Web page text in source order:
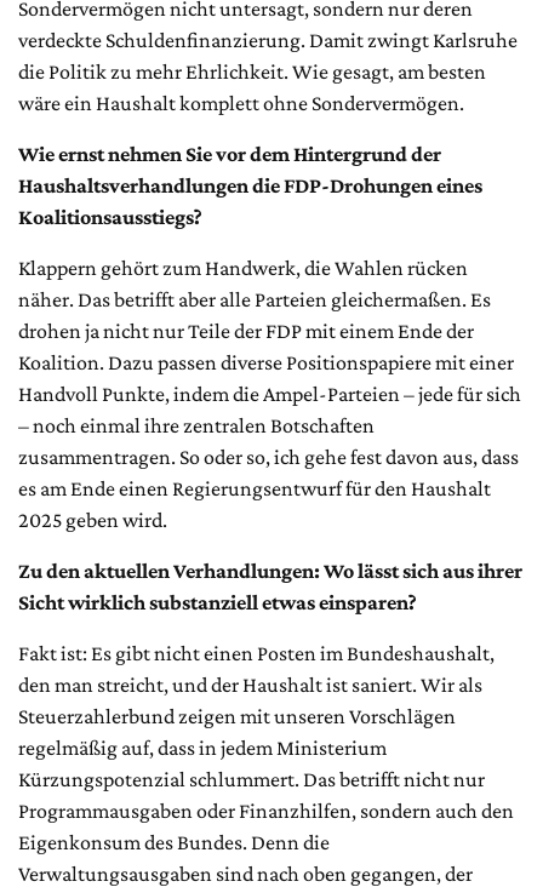
Sondervermögen nicht untersagt, sondern nur deren
verdeckte Schuldenfinanzierung. Damit zwingt Karlsruhe
die Politik zu mehr Ehrlichkeit. Wie gesagt, am besten
wäre ein Haushalt komplett ohne Sondervermögen.
Wie ernst nehmen Sie vor dem Hintergrund der
Haushaltsverhandlungen die FDP-Drohungen eines
Koalitionsausstiegs?
Klappern gehört zum Handwerk, die Wahlen rücken
näher. Das betrifft aber alle Parteien gleichermaßen. Es
drohen ja nicht nur Teile der FDP mit einem Ende der
Koalition. Dazu passen diverse Positionspapiere mit einer
Handvoll Punkte, indem die Ampel-Parteien – jede für sich
– noch einmal ihre zentralen Botschaften
zusammentragen. So oder so, ich gehe fest davon aus, dass
es am Ende einen Regierungsentwurf für den Haushalt
2025 geben wird.
Zu den aktuellen Verhandlungen: Wo lässt sich aus ihrer
Sicht wirklich substanziell etwas einsparen?
Fakt ist: Es gibt nicht einen Posten im Bundeshaushalt,
den man streicht, und der Haushalt ist saniert. Wir als
Steuerzahlerbund zeigen mit unseren Vorschlägen
regelmäßig auf, dass in jedem Ministerium
Kürzungspotenzial schlummert. Das betrifft nicht nur
Programmausgaben oder Finanzhilfen, sondern auch den
Eigenkonsum des Bundes. Denn die
Verwaltungsausgaben sind nach oben gegangen, der